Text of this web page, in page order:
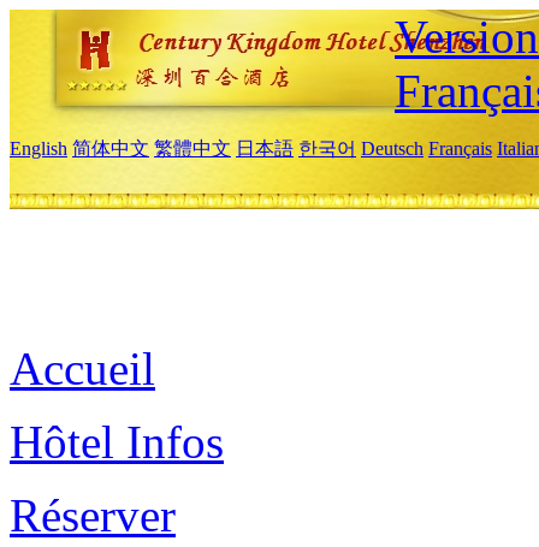
English 简体中文 繁體中文 日本語 한국어 Deutsch Français
Accueil
Hôtel Infos
Réserver